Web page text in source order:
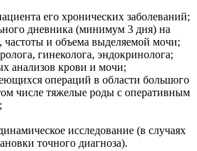
его хронических заболеваний;
дневника (минимум 3 дня) на
частоты и объема выделяемой мочи;
гинеколога, эндокринолога;
анализов крови и мочи;
операций в области большого
числе тяжелые роды с оперативным
исследование (в случаях
точного диагноза).